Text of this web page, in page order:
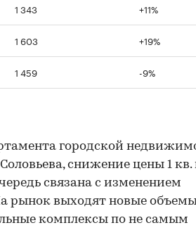
1 343 +11%
1 603 +19%
1 459 -9%
городской
снижение цены 1 кв.
связана с изменением
рынок выходят новые
комплексы по не самым